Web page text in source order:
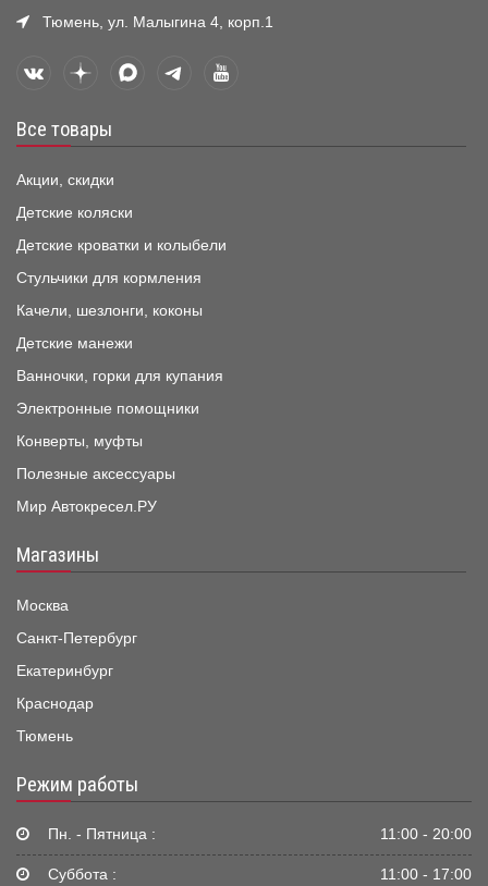
Тюмень, ул. Малыгина 4, корп.1
Все товары
Акции, скидки
Детские коляски
Детские кроватки и колыбели
Стульчики для кормления
Качели, шезлонги, коконы
Детские манежи
Ванночки, горки для купания
Электронные помощники
Конверты, муфты
Полезные аксессуары
Мир Автокресел.РУ
Магазины
Москва
Санкт-Петербург
Екатеринбург
Краснодар
Тюмень
Режим работы
Пн. - Пятница : 11:00 - 20:00
Суббота : 11:00 - 17:00